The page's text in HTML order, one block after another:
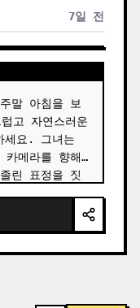
7일 전
말 아침을 보
고 자연스러운
세요. 그녀는
메라를 향해
린 표정을 짓